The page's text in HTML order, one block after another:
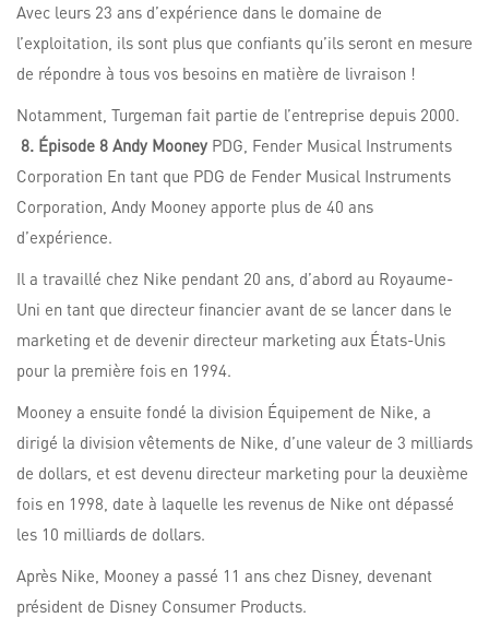
Avec leurs 23 ans d’expérience dans le domaine de
l’exploitation, ils sont plus que confiants qu’ils seront en mesure
de répondre à tous vos besoins en matière de livraison !
Notamment, Turgeman fait partie de l’entreprise depuis 2000.
8. Épisode 8 Andy Mooney PDG, Fender Musical Instruments
Corporation En tant que PDG de Fender Musical Instruments
Corporation, Andy Mooney apporte plus de 40 ans
d’expérience.
Il a travaillé chez Nike pendant 20 ans, d’abord au Royaume-
Uni en tant que directeur financier avant de se lancer dans le
marketing et de devenir directeur marketing aux États-Unis
pour la première fois en 1994.
Mooney a ensuite fondé la division Équipement de Nike, a
dirigé la division vêtements de Nike, d’une valeur de 3 milliards
de dollars, et est devenu directeur marketing pour la deuxième
fois en 1998, date à laquelle les revenus de Nike ont dépassé
les 10 milliards de dollars.
Après Nike, Mooney a passé 11 ans chez Disney, devenant
président de Disney Consumer Products.